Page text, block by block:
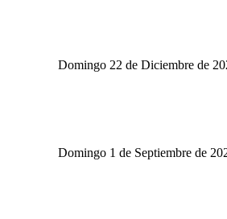
Domingo 22 de Diciembre de
Domingo 1 de Septiembre de